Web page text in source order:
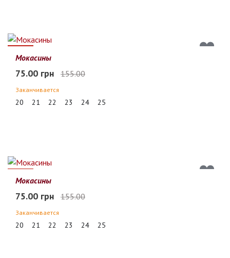
52%
Мокасины
75.00 грн 155.00
Заканчивается
20 21 22 23 24 25
52%
Мокасины
75.00 грн 155.00
Заканчивается
20 21 22 23 24 25